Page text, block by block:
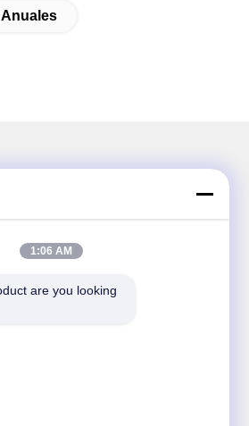
para obtener descuentos y más.
1:06 AM
are you looking